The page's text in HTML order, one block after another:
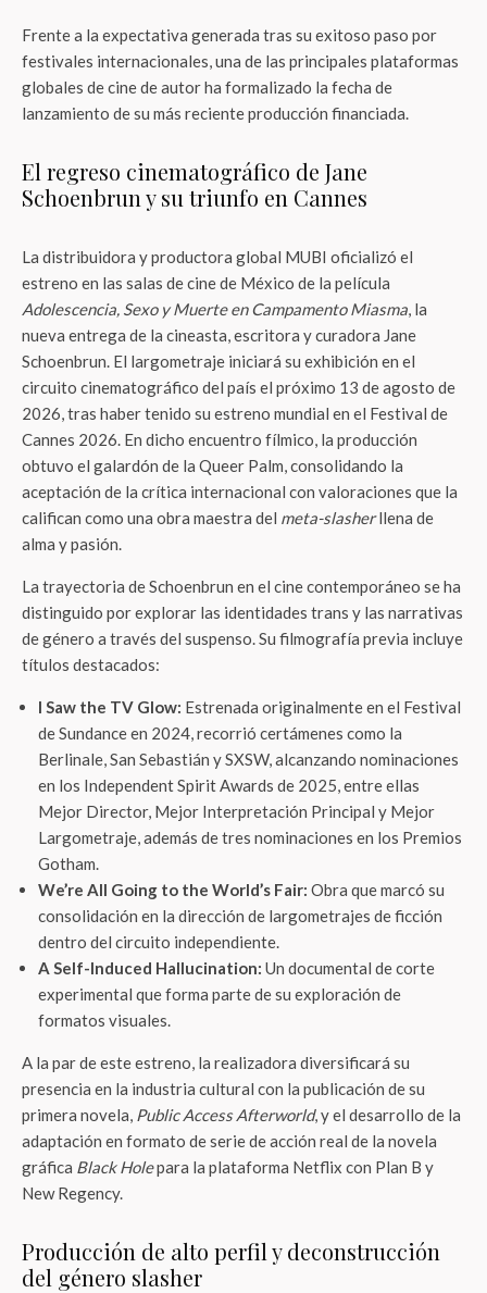
Frente a la expectativa generada tras su exitoso paso por
festivales internacionales, una de las principales plataformas
globales de cine de autor ha formalizado la fecha de
lanzamiento de su más reciente producción financiada.
El regreso cinematográfico de Jane
Schoenbrun y su triunfo en Cannes
La distribuidora y productora global MUBI oficializó el
estreno en las salas de cine de México de la película
Adolescencia, Sexo y Muerte en Campamento Miasma, la
nueva entrega de la cineasta, escritora y curadora Jane
Schoenbrun. El largometraje iniciará su exhibición en el
circuito cinematográfico del país el próximo 13 de agosto de
2026, tras haber tenido su estreno mundial en el Festival de
Cannes 2026. En dicho encuentro fílmico, la producción
obtuvo el galardón de la Queer Palm, consolidando la
aceptación de la crítica internacional con valoraciones que la
califican como una obra maestra del meta-slasherllena de
alma y pasión.
La trayectoria de Schoenbrun en el cine contemporáneo se ha
distinguido por explorar las identidades trans y las narrativas
de género a través del suspenso. Su filmografía previa incluye
títulos destacados:
I Saw the TV Glow: Estrenada originalmente en el Festival
de Sundance en 2024, recorrió certámenes como la
Berlinale, San Sebastián y SXSW, alcanzando nominaciones
en los Independent Spirit Awards de 2025, entre ellas
Mejor Director, Mejor Interpretación Principal y Mejor
Largometraje, además de tres nominaciones en los Premios
Gotham.
We’re All Going to the World’s Fair: Obra que marcó su
consolidación en la dirección de largometrajes de ficción
dentro del circuito independiente.
A Self-Induced Hallucination: Un documental de corte
experimental que forma parte de su exploración de
formatos visuales.
A la par de este estreno, la realizadora diversificará su
presencia en la industria cultural con la publicación de su
primera novela, Public Access Afterworld, y el desarrollo de la
adaptación en formato de serie de acción real de la novela
gráfica Black Holepara la plataforma Netflix con Plan B y
New Regency.
Producción de alto perfil y deconstrucción
del género slasher